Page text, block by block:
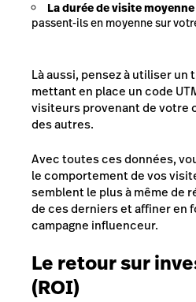
La durée de visite moyenne
passent-ils en moyenne sur
Là aussi, pensez à utiliser un
mettant en place un code
visiteurs provenant de votre
des autres.
Avec toutes ces données,
le comportement de vos
semblent le plus à même de
de ces derniers et affiner en
campagne influenceur.
Le retour sur
(ROI)